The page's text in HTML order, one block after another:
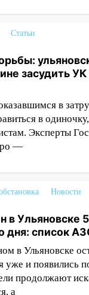
на
здание
без прав
автомобиль
«зебру» на
под
изнутри: в
районе
районе
постройки
горел
Статьи
засудить УК
в
в
Эксперты
—
Новости
в Ульяновске
дня: список
в Ульяновске
уже и появились
продолжают
а